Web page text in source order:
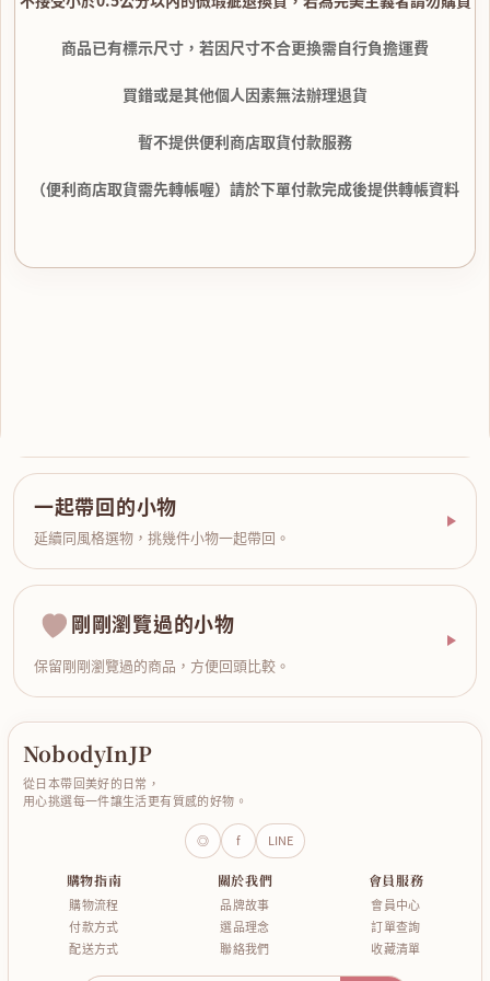
商品已有標示尺寸，若因尺寸不合更換需自行負擔運費
買錯或是其他個人因素無法辦理退貨
暫不提供便利商店取貨付款服務
（便利商店取貨需先轉帳喔）請於下單付款完成後提供轉帳資料
一起帶回的小物
延續同風格選物，挑幾件小物一起帶回。
剛剛瀏覽過的小物
保留剛剛瀏覽過的商品，方便回頭比較。
NobodyInJP
從日本帶回美好的日常，
用心挑選每一件讓生活更有質感的好物。
◎ f LINE
購物指南
購物流程
付款方式
配送方式
關於我們
品牌故事
選品理念
聯絡我們
會員服務
會員中心
訂單查詢
收藏清單